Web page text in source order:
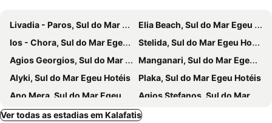
NUMO Mykonos Boutique Resort
Anastasia Village
The Wild by Interni
Mileo
Mykonos White
Nomad Mykonos - Small Luxury Hotels of the World
Mykonos Bliss - Cozy Suites, Adults Only Hotel
Vlia Myconian Residences
The Summit of Mykonos
Radisson Blu Euphoria Resort, Mykonos
Mykonaki Hotel
Anemelia Hotel Mykonos
Traditional Settlement of Isternia
Gay Festival
Traditional Settlement of falatados
Piskopio
Iria
Livadia - Paros, Sul do Mar Egeu Hotéis
Elia Beach, Sul do Mar Egeu Hotéis
Ios - Chora, Sul do Mar Egeu Hotéis
Stelida, Sul do Mar Egeu Hotéis
Agios Georgios, Sul do Mar Egeu Hotéis
Manganari, Sul do Mar Egeu Hotéis
Alyki, Sul do Mar Egeu Hotéis
Plaka, Sul do Mar Egeu Hotéis
Ano Mera, Sul do Mar Egeu Hotéis
Agios Stefanos, Sul do Mar Egeu Hotéis
Agios Ioannis, Sul do Mar Egeu Hotéis
Piso Livadi, Sul do Mar Egeu Hotéis
Ver todas as estadias em Kalafatis